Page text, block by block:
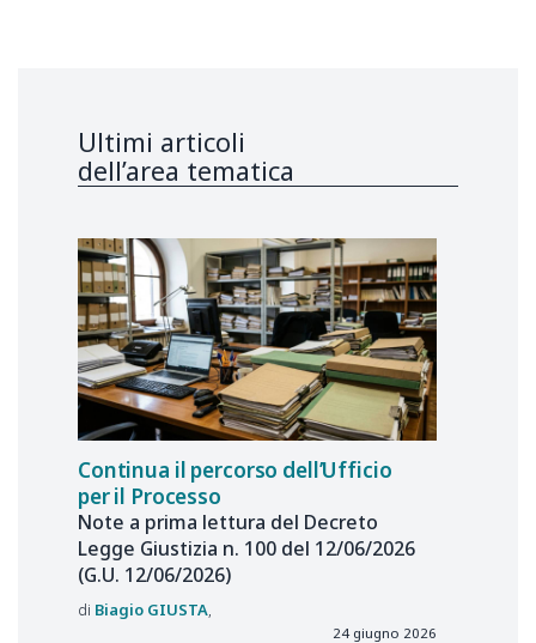
Ultimi articoli
dell’area tematica
Continua il percorso dell’Ufficio
per il Processo
Note a prima lettura del Decreto
Legge Giustizia n. 100 del 12/06/2026
(G.U. 12/06/2026)
Biagio GIUSTA
24 giugno 2026